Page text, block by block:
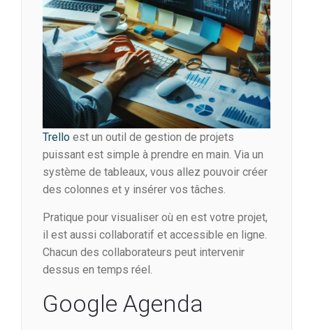
Trello est un outil de gestion de projets
puissant est simple à prendre en main. Via un
système de tableaux, vous allez pouvoir créer
des colonnes et y insérer vos tâches.
Pratique pour visualiser où en est votre projet,
il est aussi collaboratif et accessible en ligne.
Chacun des collaborateurs peut intervenir
dessus en temps réel.
Google Agenda